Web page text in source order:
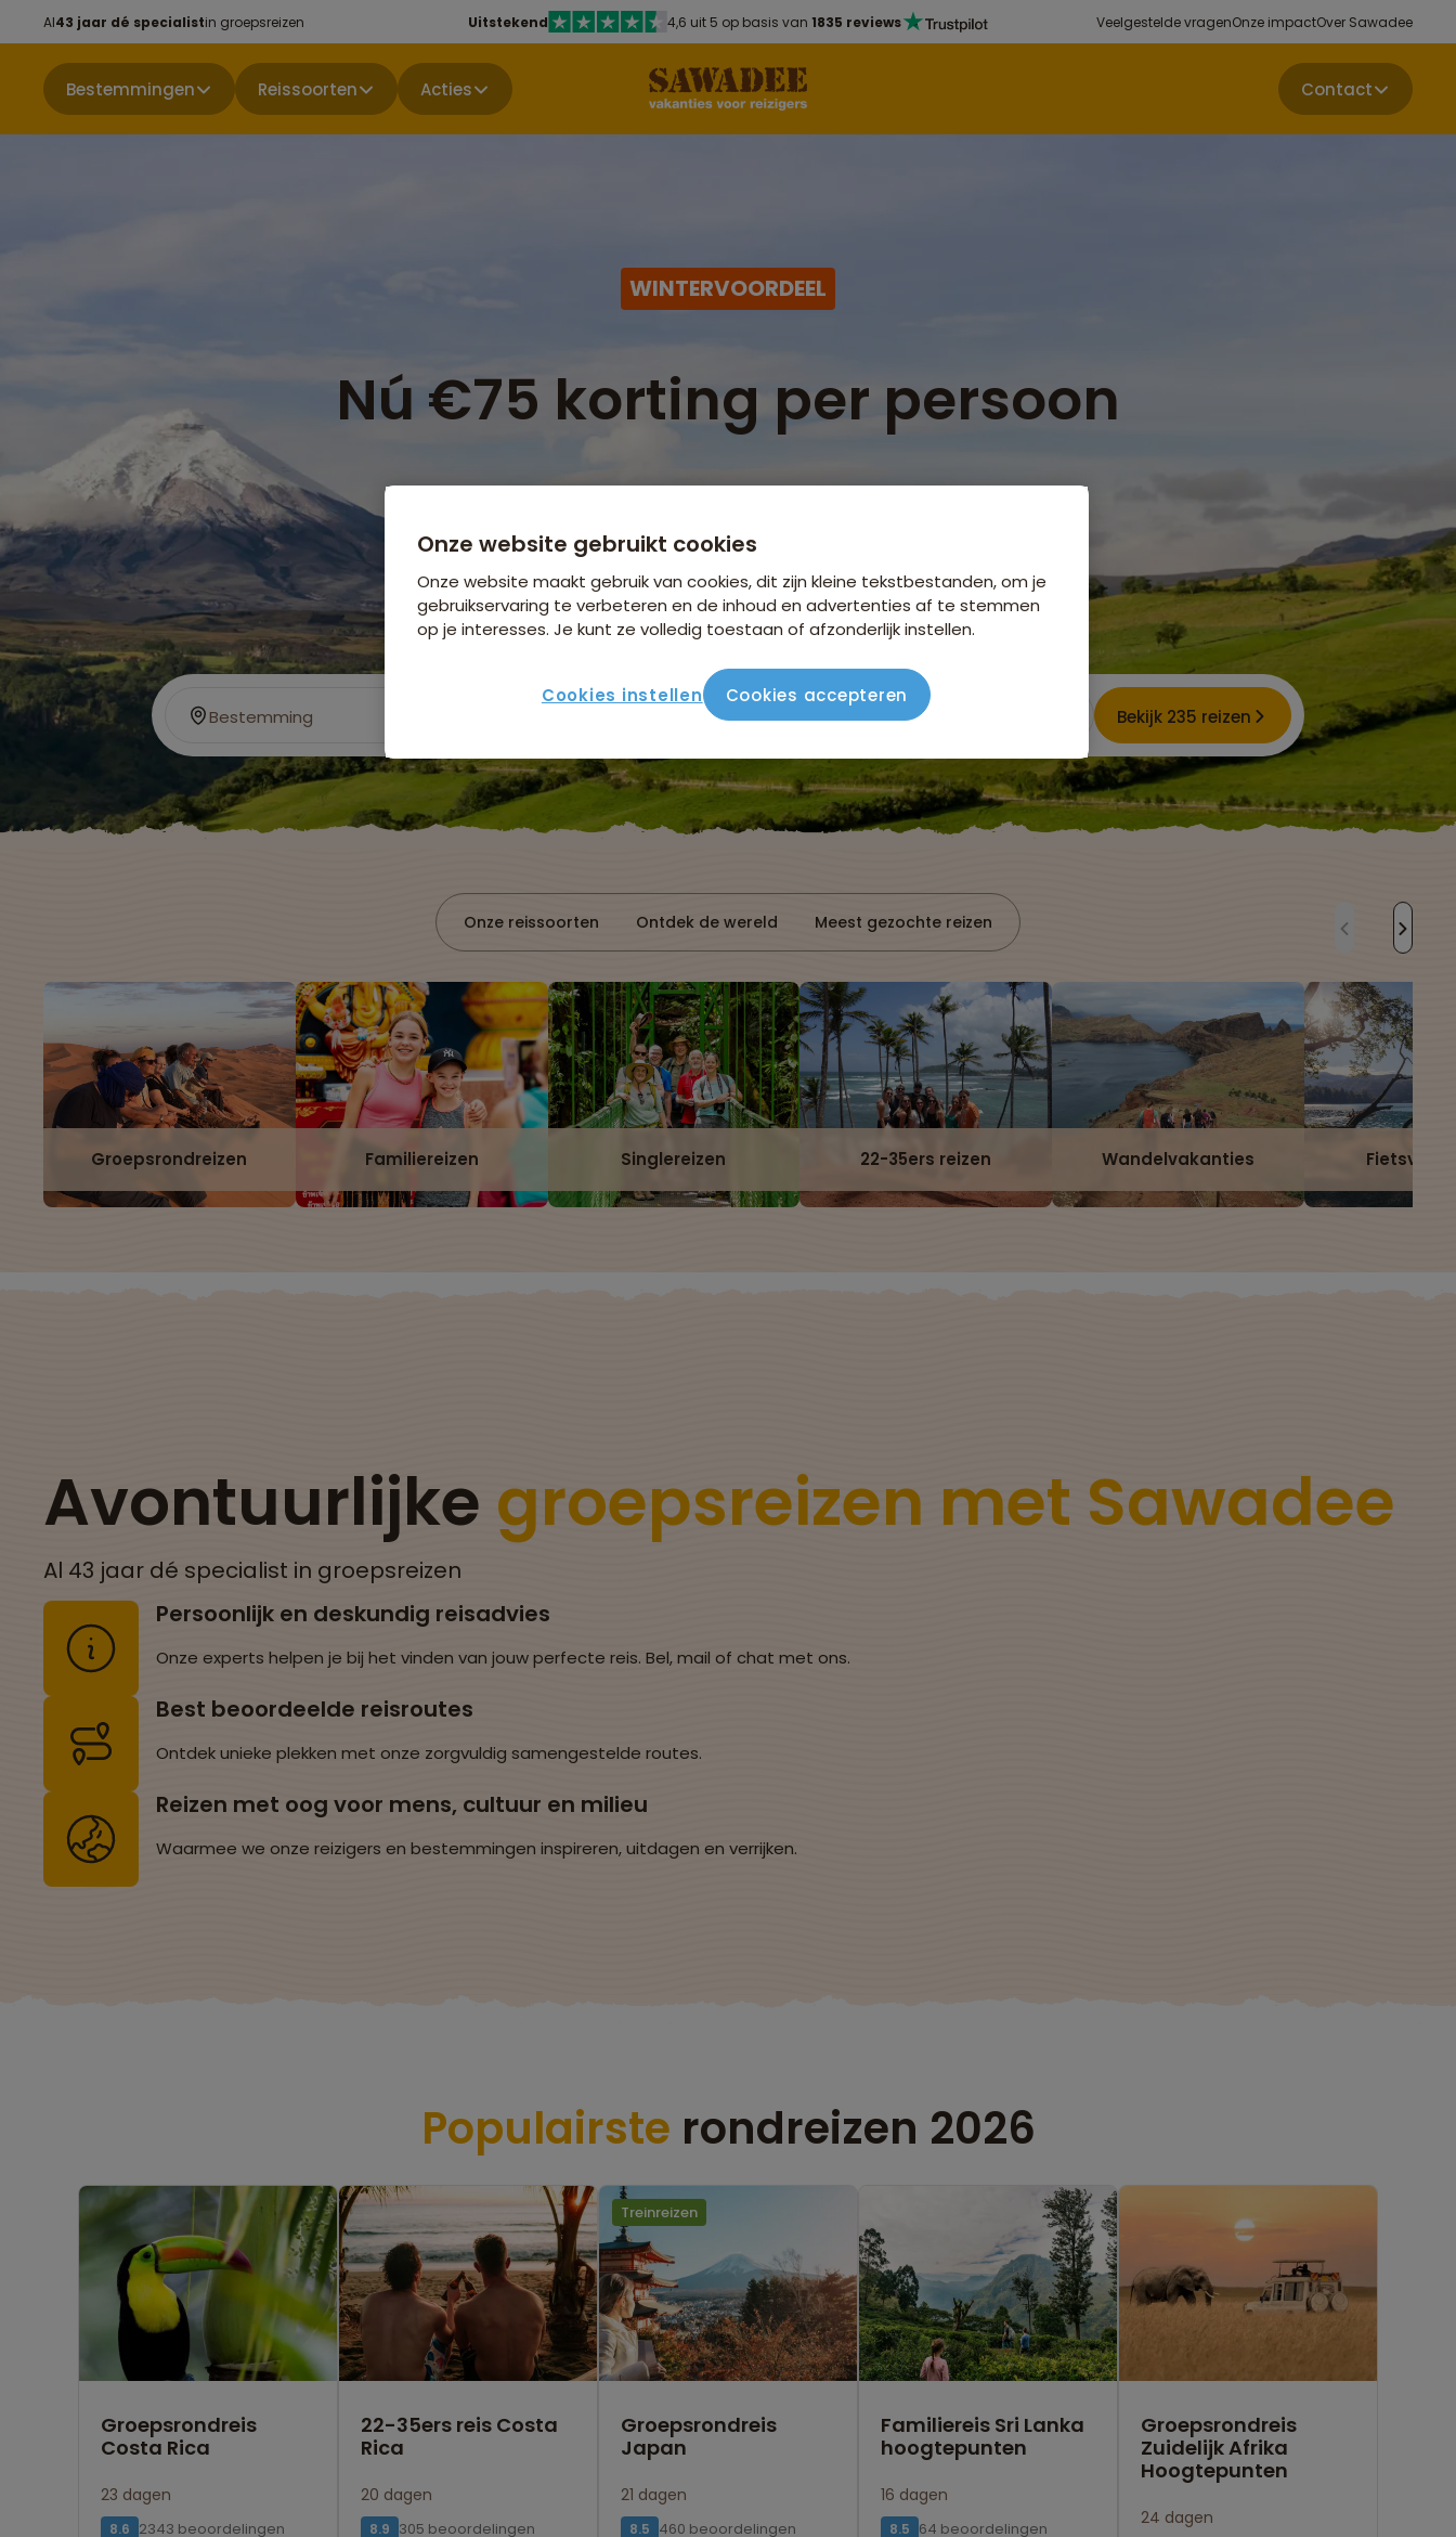
Al43 jaar dé specialistin groepsreizen Uitstekend 4,6 uit 5 op basis van 1835 reviews Veelgestelde vragenOnze impactOver Sawadee
Bestemmingen Reissoorten Acties Contact
WINTERVOORDEEL
Nú €75 korting per persoon
Bestemming Reisperiode Bekijk 235 reizen
Onze reissoorten Ontdek de wereld Meest gezochte reizen
Groepsrondreizen Familiereizen Singlereizen 22-35ers reizen Wandelvakanties
Avontuurlijke groepsreizen met Sawadee
Al 43 jaar dé specialist in groepsreizen
Persoonlijk en deskundig reisadvies
Onze experts helpen je bij het vinden van jouw perfecte reis. Bel, mail of chat met ons.
Best beoordeelde reisroutes
Ontdek unieke plekken met onze zorgvuldig samengestelde routes.
Reizen met oog voor mens, cultuur en milieu
Waarmee we onze reizigers en bestemmingen inspireren, uitdagen en verrijken.
Populairste rondreizen 2026
Groepsrondreis
Costa Rica
23 dagen
8.6 2343 beoordelingen
22-35ers reis Costa
Rica
20 dagen
8.9 305 beoordelingen
Treinreizen
Groepsrondreis
Japan
21 dagen
8.5 460 beoordelingen
Familiereis Sri Lanka
hoogtepunten
16 dagen
8.5 64 beoordelingen
Groepsrondreis
Zuidelijk Afrika
Hoogtepunten
24 dagen
Onze website gebruikt cookies
Onze website maakt gebruik van cookies, dit zijn kleine tekstbestanden, om je
gebruikservaring te verbeteren en de inhoud en advertenties af te stemmen
op je interesses. Je kunt ze volledig toestaan of afzonderlijk instellen.
Cookies instellen Cookies accepteren